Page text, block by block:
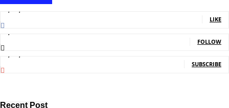
LIKE
FOLLOW
SUBSCRIBE
Recent Post